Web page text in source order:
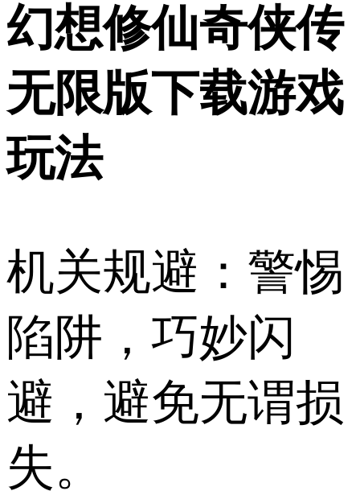
幻想修仙奇侠传
无限版下载游戏
玩法
机关规避：警惕
陷阱，巧妙闪
避，避免无谓损
失。